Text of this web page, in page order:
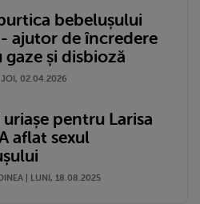
bebelușului
ajutor de încredere
și disbioză
JOI, 02.04.2026
pentru Larisa
aflat sexul
| LUNI, 18.08.2025